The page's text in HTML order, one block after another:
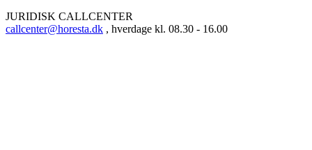
JURIDISK CALLCENTER
callcenter@horesta.dk , hverdage kl. 08.30 - 16.00